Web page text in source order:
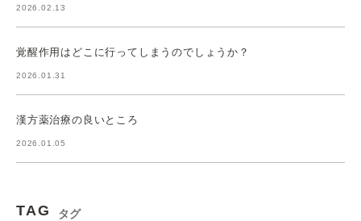
2026.02.13
覚醒作用はどこに行ってしまうのでしょうか？
2026.01.31
漢方薬治療の良いところ
2026.01.05
TAG タグ